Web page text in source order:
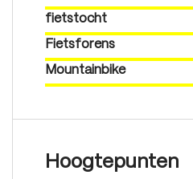
fietstocht
Fietsforens
Mountainbike
Hoogtepunten